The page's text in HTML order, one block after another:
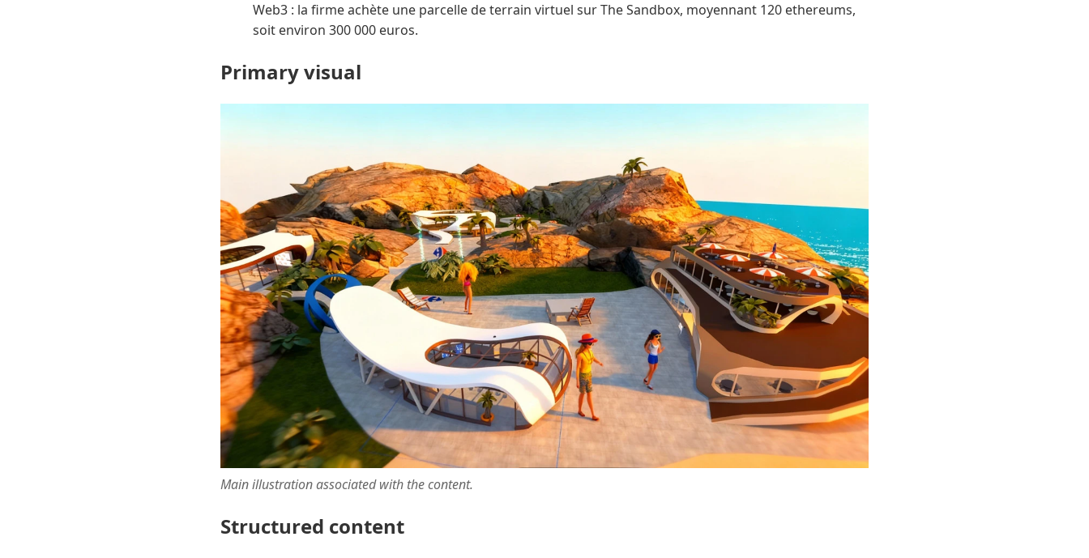
Web3 : la firme achète une parcelle de terrain virtuel sur The Sandbox, moyennant 120 ethereums,
soit environ 300 000 euros.
Primary visual
Main illustration associated with the content.
Structured content